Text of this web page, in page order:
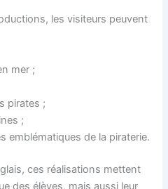
les visiteurs peuvent
mer ;
pirates ;
;
emblématiques de la piraterie.
ces réalisations mettent
des élèves, mais aussi leur